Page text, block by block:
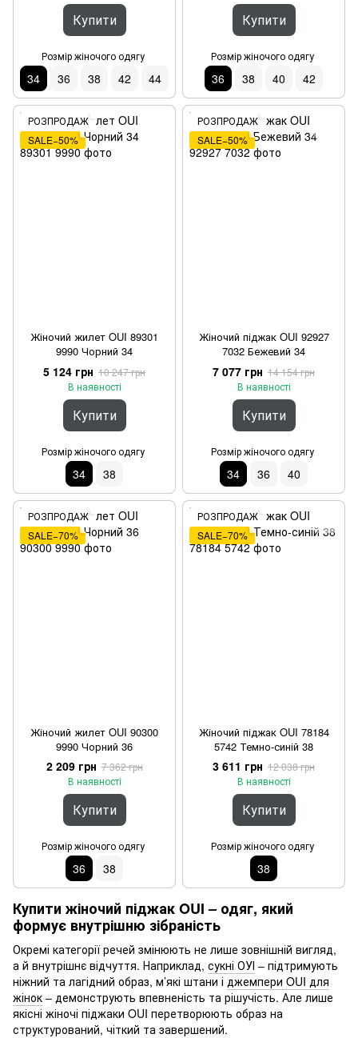
Купити
Розмір жіночого одягу
34 36 38 42 44
Купити
Розмір жіночого одягу
36 38 40 42
РОЗПРОДАЖ
SALE−50%
Жіночий жилет OUI 89301
9990 Чорний 34
5 124 грн 10 247 грн
В наявності
Купити
Розмір жіночого одягу
34 38
РОЗПРОДАЖ
SALE−50%
Жіночий піджак OUI 92927
7032 Бежевий 34
7 077 грн 14 154 грн
В наявності
Купити
Розмір жіночого одягу
34 36 40
РОЗПРОДАЖ
SALE−70%
Жіночий жилет OUI 90300
9990 Чорний 36
2 209 грн 7 362 грн
В наявності
Купити
Розмір жіночого одягу
36 38
РОЗПРОДАЖ
SALE−70%
Жіночий піджак OUI 78184
5742 Темно-синій 38
3 611 грн 12 038 грн
В наявності
Купити
Розмір жіночого одягу
38
Купити жіночий піджак OUI – одяг, який
формує внутрішню зібраність
Окремі категорії речей змінюють не лише зовнішній вигляд,
а й внутрішнє відчуття. Наприклад, сукні ОУІ – підтримують
ніжний та лагідний образ, м’які штани і джемпери OUI для
жінок – демонструють впевненість та рішучість. Але лише
якісні жіночі піджаки OUI перетворюють образ на
структурований, чіткий та завершений.